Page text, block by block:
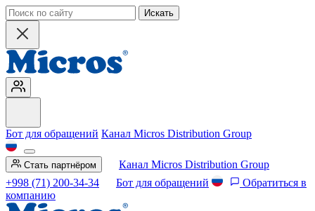
Искать
Бот для обращений Канал Micros Distribution Group
Стать партнёром
Канал Micros Distribution Group
+998 (71) 200-34-34
Бот для обращений
Обратиться в
компанию